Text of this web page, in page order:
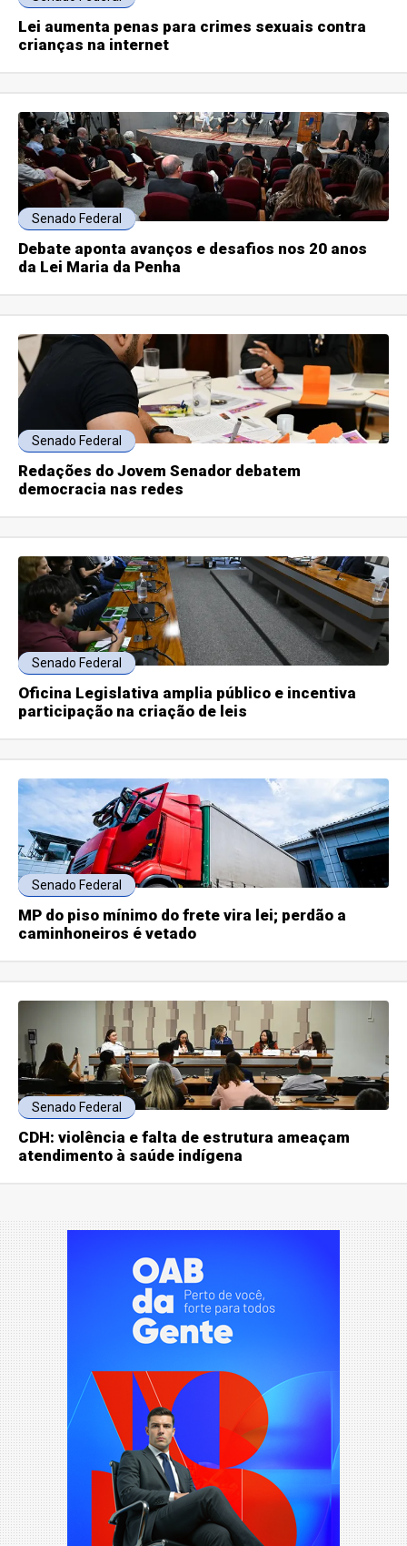
Lei aumenta penas para crimes sexuais contra
crianças na internet
Senado Federal
Debate aponta avanços e desafios nos 20 anos
da Lei Maria da Penha
Senado Federal
Redações do Jovem Senador debatem
democracia nas redes
Senado Federal
Oficina Legislativa amplia público e incentiva
participação na criação de leis
Senado Federal
MP do piso mínimo do frete vira lei; perdão a
caminhoneiros é vetado
Senado Federal
CDH: violência e falta de estrutura ameaçam
atendimento à saúde indígena